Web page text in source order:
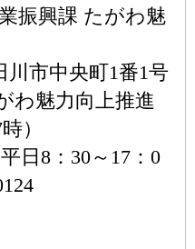
興課 たがわ魅
市中央町1番1号
わ魅力向上推進
）
日8：30～17：0